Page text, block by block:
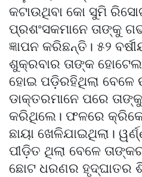
କଟାଉଥିବା କୋ ସୁମି
ପ୍ରଶଂସକମାନେ ତାଙ୍କୁ
ଜ୍ଞାପନ କରିଛନ୍ତି। ୫୨
ଶୁକ୍ରବାର ତାଙ୍କ ହୋଟେଲ
ହୋଇ ପଡ଼ିରହିଥିଲା ବେଳେ
ଡାକ୍ତରମାନେ ପରେ
କରିଥିଲେ। ଫଳରେ
ଛାୟା ଖେଳିଯାଇଥିଲା।
ପୀଡ଼ିତ ଥିଲା ବେଳେ
ଛୋଟ ଧରଣର ହୃଦ୍‌ଘାତର